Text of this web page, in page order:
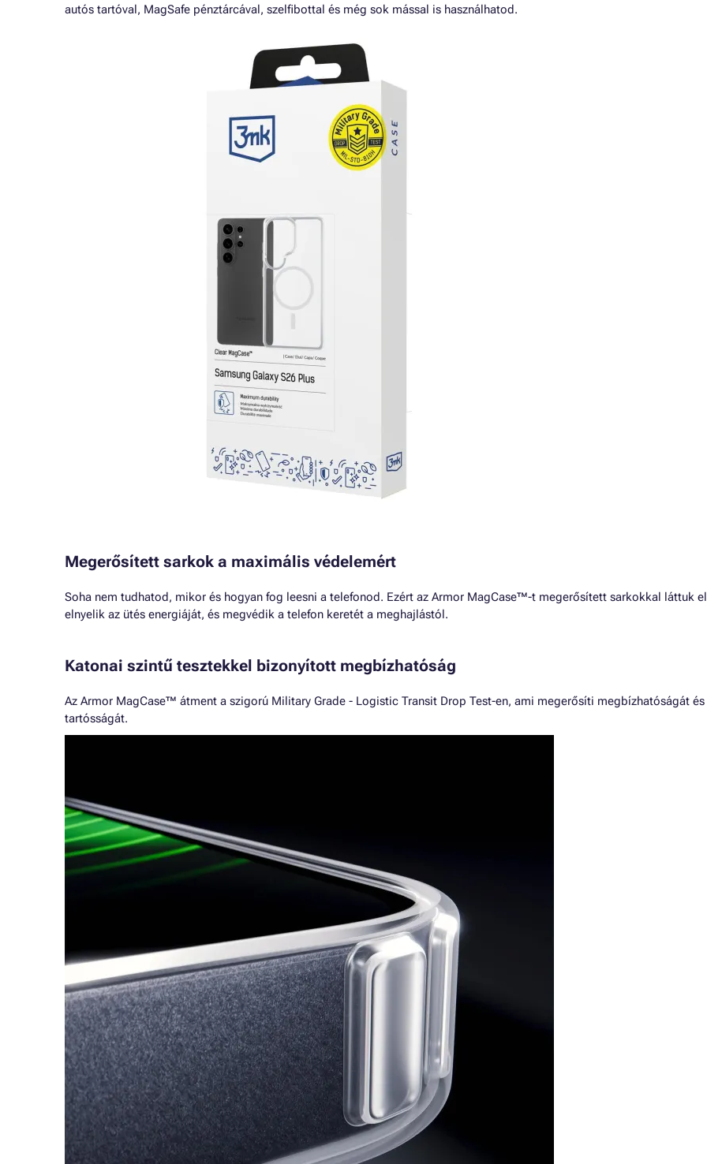
autós tartóval, MagSafe pénztárcával, szelfibottal és még sok mással is használhatod.
Megerősített sarkok a maximális védelemért
Soha nem tudhatod, mikor és hogyan fog leesni a telefonod. Ezért az Armor MagCase™-t megerősített sarkokkal láttuk
elnyelik az ütés energiáját, és megvédik a telefon keretét a meghajlástól.
Katonai szintű tesztekkel bizonyított megbízhatóság
Az Armor MagCase™ átment a szigorú Military Grade - Logistic Transit Drop Test-en, ami megerősíti megbízhatóságát és
tartósságát.